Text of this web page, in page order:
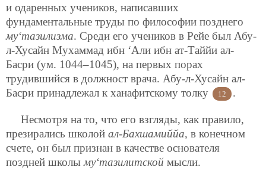
и одаренных учеников, написавших
фундаментальные труды по философии позднего
му‘тазилизма. Среди его учеников в Рейе был Абу-
л-Хусайн Мухаммад ибн ‘Али ибн ат-Таййи ал-
Басри (ум. 1044–1045), на первых порах
трудившийся в должност врача. Абу-л-Хусайн ал-
Басри принадлежал к ханафитскому толку
12 .
Несмотря на то, что его взгляды, как правило,
презирались школой ал-Бахшамиййа, в конечном
счете, он был признан в качестве основателя
поздней школыму‘тазилитской мысли.